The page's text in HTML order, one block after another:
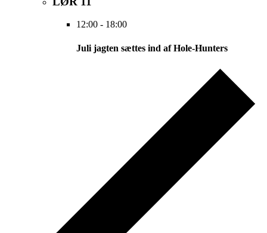
12:00 - 18:00
Juli jagten sættes ind af Hole-Hunters